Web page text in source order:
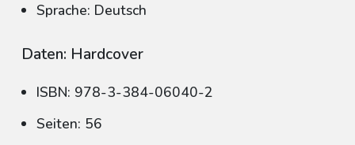
Sprache: Deutsch
Daten: Hardcover
ISBN: 978-3-384-06040-2
Seiten: 56